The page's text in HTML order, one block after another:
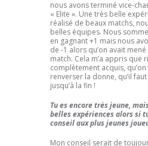
nous avons terminé vice-
« Elite ». Une très belle
réalisé de beaux matchs,
belles équipes. Nous
en gagnant +1 mais nous
de -1 alors qu’on avait
match. Cela m’a appris que
complètement acquis,
renverser la donne, qu’il
jusqu’à la fin !
Tu es encore très jeune,
belles expériences alors si
conseil aux plus jeunes
Mon conseil serait de